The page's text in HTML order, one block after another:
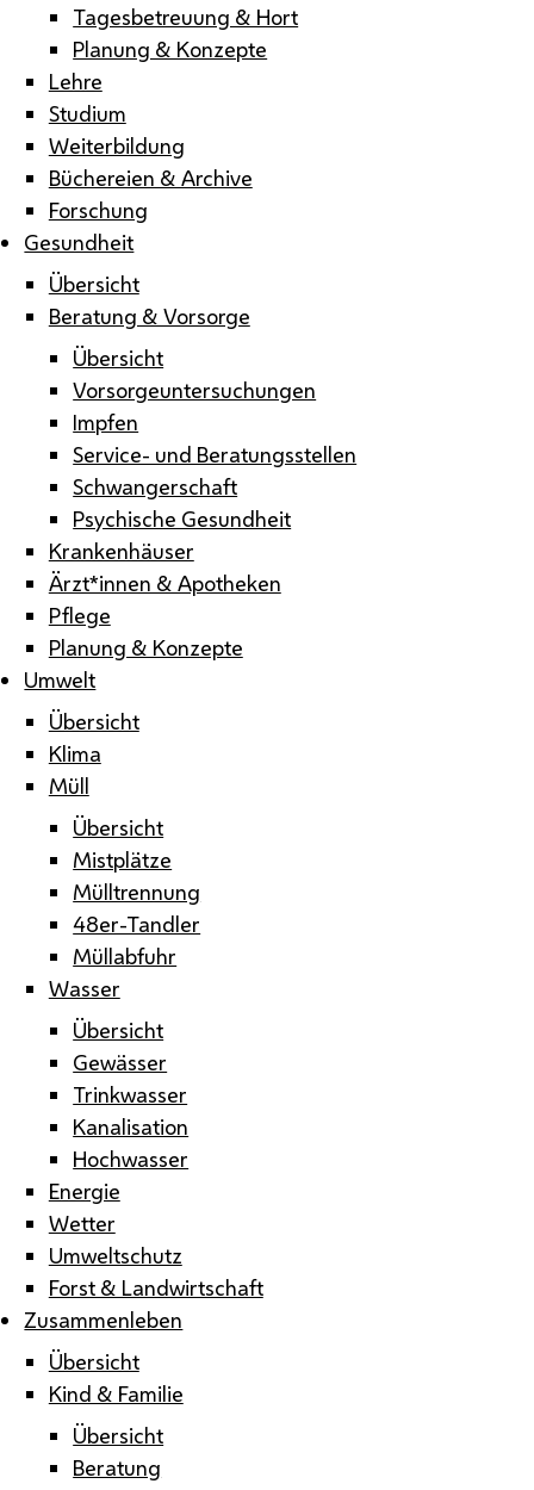
Tagesbetreuung & Hort
Planung & Konzepte
Lehre
Studium
Weiterbildung
Büchereien & Archive
Forschung
Gesundheit
Übersicht
Beratung & Vorsorge
Übersicht
Vorsorgeuntersuchungen
Impfen
Service- und Beratungsstellen
Schwangerschaft
Psychische Gesundheit
Krankenhäuser
Ärzt*innen & Apotheken
Pflege
Planung & Konzepte
Umwelt
Übersicht
Klima
Müll
Übersicht
Mistplätze
Mülltrennung
48er-Tandler
Müllabfuhr
Wasser
Übersicht
Gewässer
Trinkwasser
Kanalisation
Hochwasser
Energie
Wetter
Umweltschutz
Forst & Landwirtschaft
Zusammenleben
Übersicht
Kind & Familie
Übersicht
Beratung